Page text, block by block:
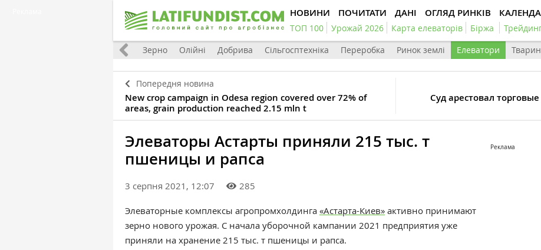
НОВИНИ ПОЧИТАТИ ДАНІ ОГЛЯД РИНКІВ
ТОП 100 Урожай 2026 Карта елеваторів Біржа
Світ Зерно Олійні Добрива Сільгосптехніка Переробка Ринок землі Елеватори
Попередня новина
New crop campaign in Odesa region covered over 72% of
areas, grain production reached 2.15 mln t
Суд арестовал
Элеваторы Астарты приняли 215 тыс. т
пшеницы и рапса
3 серпня 2021, 12:07 285
Элеваторные комплексы агропромхолдинга «Астарта-Киев» активно принимают
зерно нового урожая. С начала уборочной кампании 2021 предприятия уже
приняли на хранение 215 тыс. т пшеницы и рапса.
Реклама